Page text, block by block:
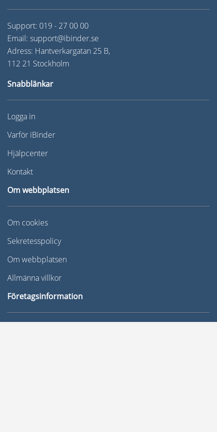
Support: 019 - 27 00 00
Email: support@ibinder.se
Adress: Hantverkargatan 25 B,
112 21 Stockholm
Snabblänkar
Logga in
Varför iBinder
Hjälpcenter
Kontakt
Om webbplatsen
Om cookies
Sekretesspolicy
Om webbplatsen
Allmänna villkor
Företagsinformation